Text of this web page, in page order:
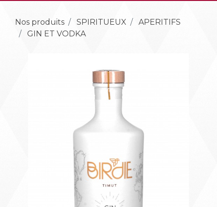
Nos produits SPIRITUEUX
APERITIFS
GIN ET VODKA